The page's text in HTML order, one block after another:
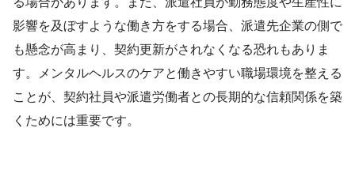
影響を及ぼすような働き方をする場合、派遣先企業の側で
も懸念が高まり、契約更新がされなくなる恐れもありま
す。メンタルヘルスのケアと働きやすい職場環境を整える
ことが、契約社員や派遣労働者との長期的な信頼関係を築
くためには重要です。